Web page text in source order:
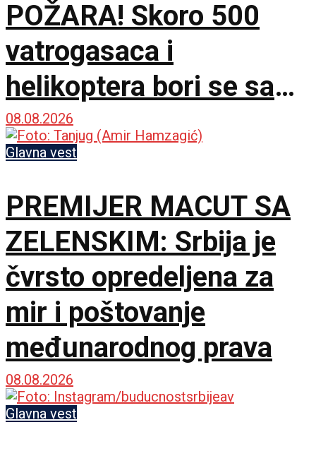
POŽARA! Skoro 500
vatrogasaca i
helikoptera bori se sa
vatrenom stihijom!
08.08.2026
Glavna vest
PREMIJER MACUT SA
ZELENSKIM: Srbija je
čvrsto opredeljena za
mir i poštovanje
međunarodnog prava
08.08.2026
Glavna vest